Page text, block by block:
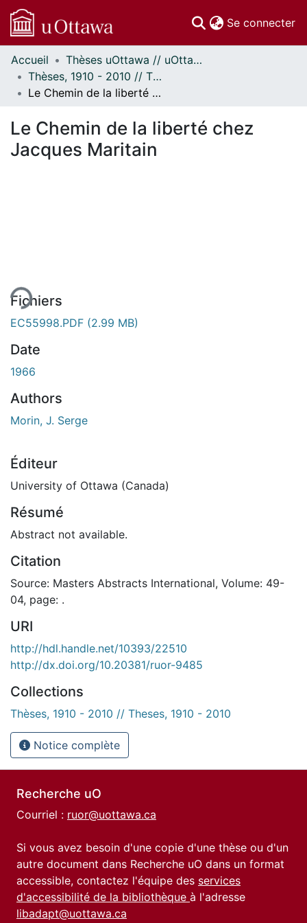
Se connecter
Communautés
et collections
Parcourir
À propos
Accueil
Thèses uOttawa // uOttawa Theses
Thèses, 1910 - 2010 // Theses, 1910 - 2010
Le Chemin de la liberté chez Jacques Maritain
Le Chemin de la liberté chez
Jacques Maritain
Fichiers
EC55998.PDF (2.99 MB)
Date
1966
Authors
Morin, J. Serge
Éditeur
University of Ottawa (Canada)
Résumé
Abstract not available.
Citation
Source: Masters Abstracts International, Volume: 49-
04, page: .
URI
http://hdl.handle.net/10393/22510
http://dx.doi.org/10.20381/ruor-9485
Collections
Thèses, 1910 - 2010 // Theses, 1910 - 2010
Notice complète
Recherche uO
Courriel : ruor@uottawa.ca
Si vous avez besoin d'une copie d'une thèse ou d'un
autre document dans Recherche uO dans un format
accessible, contactez l'équipe des services
d'accessibilité de la bibliothèque à l'adresse
libadapt@uottawa.ca